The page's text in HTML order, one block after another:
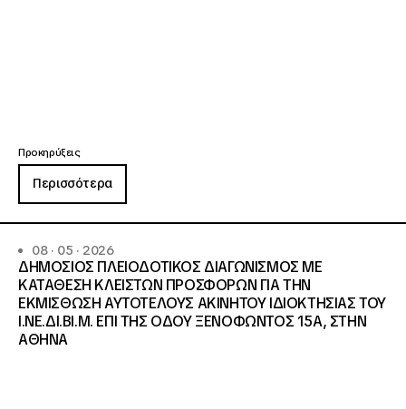
Προκηρύξεις
Περισσότερα
08 · 05 · 2026
ΔΗΜΟΣΙΟΣ ΠΛΕΙΟΔΟΤΙΚΟΣ ΔΙΑΓΩΝΙΣΜΟΣ ΜΕ
ΚΑΤΑΘΕΣΗ ΚΛΕΙΣΤΩΝ ΠΡΟΣΦΟΡΩΝ ΓΙΑ ΤΗΝ
ΕΚΜΙΣΘΩΣΗ ΑΥΤΟΤΕΛΟΥΣ ΑΚΙΝΗΤΟΥ ΙΔΙΟΚΤΗΣΙΑΣ ΤΟΥ
Ι.ΝΕ.ΔΙ.ΒΙ.Μ. ΕΠΙ ΤΗΣ ΟΔΟΥ ΞΕΝΟΦΩΝΤΟΣ 15Α, ΣΤΗΝ
ΑΘΗΝΑ